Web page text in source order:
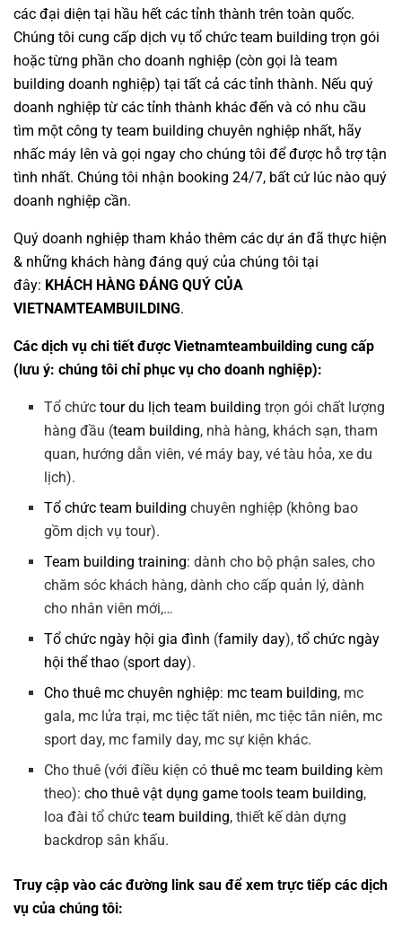
các đại diện tại hầu hết các tỉnh thành trên toàn quốc.
Chúng tôi cung cấp dịch vụ tổ chức team building trọn gói
hoặc từng phần cho doanh nghiệp (còn gọi là team
building doanh nghiệp) tại tất cả các tỉnh thành. Nếu quý
doanh nghiệp từ các tỉnh thành khác đến và có nhu cầu
tìm một công ty team building chuyên nghiệp nhất, hãy
nhấc máy lên và gọi ngay cho chúng tôi để được hỗ trợ tận
tình nhất. Chúng tôi nhận booking 24/7, bất cứ lúc nào quý
doanh nghiệp cần.
Quý doanh nghiệp tham khảo thêm các dự án đã thực hiện
& những khách hàng đáng quý của chúng tôi tại
đây: KHÁCH HÀNG ĐÁNG QUÝ CỦA
VIETNAMTEAMBUILDING.
Các dịch vụ chi tiết được Vietnamteambuilding cung cấp
(lưu ý: chúng tôi chỉ phục vụ cho doanh nghiệp):
Tổ chứctour du lịch team building trọn gói chất lượng
hàng đầu (team building, nhà hàng, khách sạn, tham
quan, hướng dẫn viên, vé máy bay, vé tàu hỏa, xe du
lịch).
Tổ chức team building chuyên nghiệp (không bao
gồm dịch vụ tour).
Team building training: dành cho bộ phận sales, cho
chăm sóc khách hàng, dành cho cấp quản lý, dành
cho nhân viên mới,…
Tổ chức ngày hội gia đình (family day),tổ chức ngày
hội thể thao (sport day).
Cho thuê mc chuyên nghiệp: mc team building, mc
gala, mc lửa trại, mc tiệc tất niên, mc tiệc tân niên, mc
sport day, mc family day, mc sự kiện khác.
Cho thuê (với điều kiện cóthuê mc team building kèm
theo):cho thuê vật dụng game tools team building,
loa đài tổ chứcteam building, thiết kế dàn dựng
backdrop sân khấu.
Truy cập vào các đường link sau để xem trực tiếp các dịch
vụ của chúng tôi: